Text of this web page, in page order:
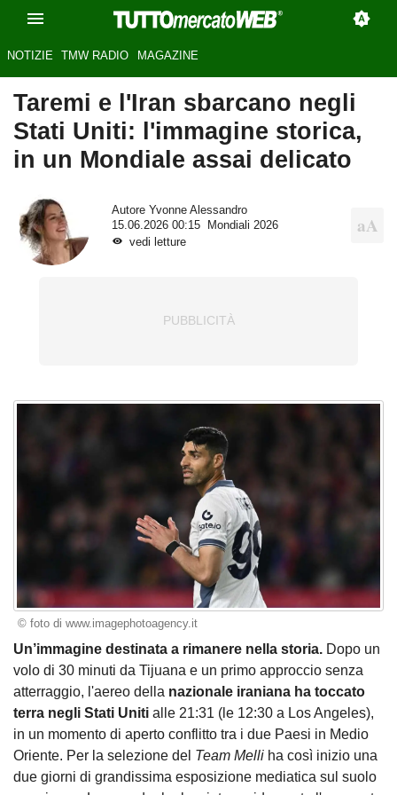
NOTIZIE TMW RADIO MAGAZINE
Taremi e l'Iran sbarcano negli
Stati Uniti: l'immagine storica,
in un Mondiale assai delicato
Autore Yvonne Alessandro
15.06.2026 00:15
Mondiali 2026
vedi letture
© foto di www.imagephotoagency.it
Un’immagine destinata a rimanere nella storia. Dopo un
volo di 30 minuti da Tijuana e un primo approccio senza
atterraggio, l'aereo della nazionale iraniana ha toccato
terra negli Stati Uniti alle 21:31 (le 12:30 a Los Angeles),
in un momento di aperto conflitto tra i due Paesi in Medio
Oriente. Per la selezione del Team Melli ha così inizio una
due giorni di grandissima esposizione mediatica sul suolo